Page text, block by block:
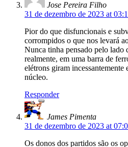
Jose Pereira Filho
31 de dezembro de 2023 at
Pior do que disfuncionais e
corrompidos o que nos levará ao
Nunca tinha pensado pelo lado
realmente, em uma barra de
elétrons giram incessantemente
núcleo.
Responder
James Pimenta
31 de dezembro de 2023 at
Os donos dos partidos são os